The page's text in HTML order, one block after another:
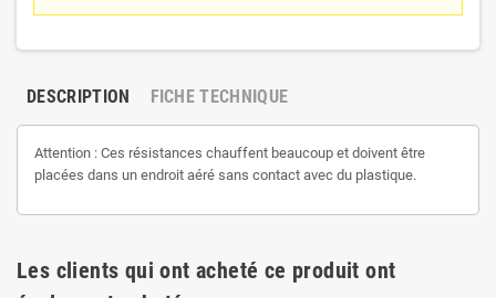
DESCRIPTION FICHE TECHNIQUE
Attention : Ces résistances chauffent beaucoup et doivent être
placées dans un endroit aéré sans contact avec du plastique.
Les clients qui ont acheté ce produit ont